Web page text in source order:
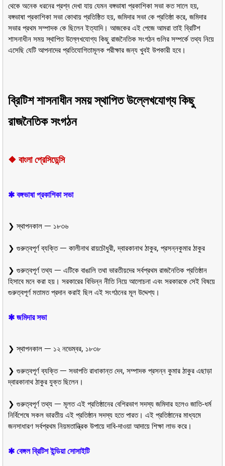
থেকে অনেক ধরনের প্রশ্ন দেখা যায় যেমন বঙ্গভাষা প্রকাশিকা সভা কত সালে হয়,
বঙ্গভাষা প্রকাশিকা সভা কোথায় প্রতিষ্ঠিত হয়, জমিদার সভা কে প্রতিষ্ঠা করে, জমিদার
সভার প্রথম সম্পাদক কে ছিলেন ইত্যাদি। আজকের এই পেজে আমরা তাই ব্রিটিশ
শাসনাধীন সময় স্থাপিত উল্লেখযোগ্য কিছু রাজনৈতিক সংগঠন গুলির সম্পর্কে তথ্য নিয়ে
এসেছি যেটি আপনাদের প্রতিযোগিতামূলক পরীক্ষার জন্য খুবই উপকারী হবে।
ব্রিটিশ শাসনাধীন সময় স্থাপিত উল্লেখযোগ্য কিছু
রাজনৈতিক সংগঠন
❖ বাংলা প্রেসিডেন্সি
✱ বঙ্গভাষা প্রকাশিকা সভা
❯ স্থাপনকাল ᅳ ১৮৩৬
❯ গুরুত্বপূর্ণ ব্যক্তি ᅳ কালীনাথ রায়চৌধুরী, দ্বারকানাথ ঠাকুর, প্রসন্নকুমার ঠাকুর
❯ গুরুত্বপূর্ণ তথ্য ᅳ এটিকে বাঙালি তথা ভারতীয়দের সর্বপ্রথম রাজনৈতিক প্রতিষ্ঠান
হিসাবে মনে করা হয়। সরকারের বিভিন্ন নীতি নিয়ে আলোচনা এবং সরকারকে সেই বিষয়ে
গুরুত্বপূর্ণ মতামত প্রদান করাই ছিল এই সংগঠনের মূল উদ্দেশ্য।
✱ জমিদার সভা
❯ স্থাপনকাল ᅳ ১২ নভেম্বর, ১৮৩৮
❯ গুরুত্বপূর্ণ ব্যক্তি ᅳ সভাপতি রাধাকান্ত দেব, সম্পাদক প্রসন্ন কুমার ঠাকুর এছাড়া
দ্বারকানাথ ঠাকুর যুক্ত ছিলেন।
❯ গুরুত্বপূর্ণ তথ্য ᅳ মূলত এই প্রতিষ্ঠানের বেশিরভাগ সদস্য জমিদার হলেও জাতি-ধর্ম
নির্বিশেষে সকল ভারতীয় এই প্রতিষ্ঠান সদস্য হতে পারত। এই প্রতিষ্ঠানের মাধ্যমে
জনসাধারণ সর্বপ্রথম নিয়মতান্ত্রিক উপায়ে দাবি-দাওয়া আদায়ে শিক্ষা লাভ করে।
✱ বেঙ্গল ব্রিটিশ ইন্ডিয়া সোসাইটি